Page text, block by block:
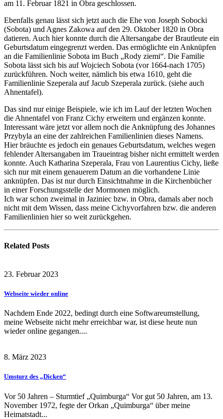
am 11. Februar 1821 in Obra geschlossen.
Ebenfalls genau lässt sich jetzt auch die Ehe von Joseph Sobocki
(Sobota) und Agnes Zakowa auf den 29. Oktober 1820 in Obra
datieren. Auch hier konnte durch die Altersangabe der Brautleute ein
Geburtsdatum eingegrenzt werden. Das ermöglichte ein Anknüpfen
an die Familienlinie Sobota im Buch „Rody ziemi“. Die Familie
Sobota lässt sich bis auf Wojciech Sobota (vor 1664-nach 1705)
zurückführen. Noch weiter, nämlich bis etwa 1610, geht die
Familienlinie Szeperala auf Jacub Szeperala zurück. (siehe auch
Ahnentafel).
Das sind nur einige Beispiele, wie ich im Lauf der letzten Wochen
die Ahnentafel von Franz Cichy erweitern und ergänzen konnte.
Interessant wäre jetzt vor allem noch die Anknüpfung des Johannes
Przybyla an eine der zahlreichen Familienlinien dieses Namens.
Hier bräuchte es jedoch ein genaues Geburtsdatum, welches wegen
fehlender Altersangaben im Traueintrag bisher nicht ermittelt werden
konnte. Auch Katharina Szeperala, Frau von Laurentius Cichy, ließe
sich nur mit einem genauerem Datum an die vorhandene Linie
anknüpfen. Das ist nur durch Einsichtnahme in die Kirchenbücher
in einer Forschungsstelle der Mormonen möglich.
Ich war schon zweimal in Jaziniec bzw. in Obra, damals aber noch
nicht mit dem Wissen, dass meine Cichyvorfahren bzw. die anderen
Familienlinien hier so weit zurückgehen.
Related Posts
23. Februar 2023
Webseite wieder online
Nachdem Ende 2022, bedingt durch eine Softwareumstellung,
meine Webseite nicht mehr erreichbar war, ist diese heute nun
wieder online gegangen....
8. März 2023
Umsturz des „Dicken“
Vor 50 Jahren – Sturmtief „Quimburga“ Vor gut 50 Jahren, am 13.
November 1972, fegte der Orkan „Quimburga“ über meine
Heimatstadt...